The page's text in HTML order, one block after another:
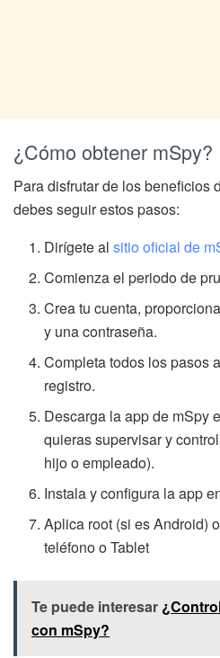
¿Cómo obtener mSpy?
Para disfrutar de los beneficios
debes seguir estos pasos:
Dirígete alsitio oficial de
Comienza el periodo de
Crea tu cuenta,
y una contraseña.
Completa todos los pasos
registro.
Descarga la app de mSpy
quieras supervisar y
hijo o empleado).
Instala y configura la app
Aplica root (si es Android)
teléfono o Tablet
Te puede interesar
con mSpy?